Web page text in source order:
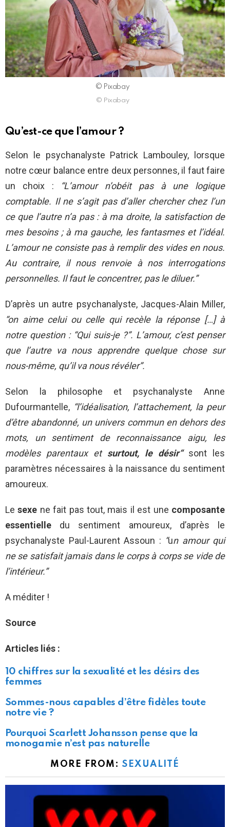
© Pixabay
© Pixabay
Qu’est-ce que l’amour ?
Selon le psychanalyste Patrick Lambouley, lorsque
notre cœur balance entre deux personnes, il faut faire
un choix :
“L’amour n’obéit pas à une logique
comptable. Il ne s’agit pas d’aller chercher chez l’un
ce que l’autre n’a pas : à ma droite, la satisfaction de
mes besoins ; à ma gauche, les fantasmes et l’idéal.
L’amour ne consiste pas à remplir des vides en nous.
Au contraire, il nous renvoie à nos interrogations
personnelles. Il faut le concentrer, pas le diluer.”
D’après un autre psychanalyste, Jacques-Alain Miller,
“on aime celui ou celle qui recèle la réponse […] à
notre question : “Qui suis-je ?”. L’amour, c’est penser
que l’autre va nous apprendre quelque chose sur
nous-même, qu’il va nous révéler”.
Selon la philosophe et psychanalyste Anne
Dufourmantelle, “l’idéalisation, l’attachement, la peur
d’être abandonné, un univers commun en dehors des
mots, un sentiment de reconnaissance aigu, les
modèles parentaux etsurtout, le désir“ sont les
paramètres nécessaires à la naissance du sentiment
amoureux.
Le sexe ne fait pas tout, mais il est une composante
essentielle du sentiment amoureux, d’après le
psychanalyste Paul-Laurent Assoun : “un amour qui
ne se satisfait jamais dans le corps à corps se vide de
l’intérieur.”
A méditer !
Source
Articles liés :
10 chiffres sur la sexualité et les désirs des
femmes
Sommes-nous capables d’être fidèles toute
notre vie ?
Pourquoi Scarlett Johansson pense que la
monogamie n’est pas naturelle
MORE FROM:SEXUALITÉ